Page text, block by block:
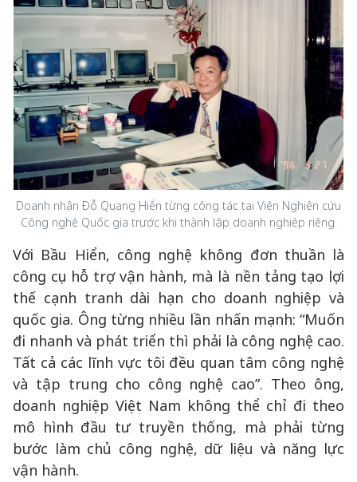
Doanh nhân Đỗ Quang Hiển từng công tác tại Viện Nghiên cứu
Công nghệ Quốc gia trước khi thành lập doanh nghiệp riêng.
Với Bầu Hiển, công nghệ không đơn thuần là
công cụ hỗ trợ vận hành, mà là nền tảng tạo lợi
thế cạnh tranh dài hạn cho doanh nghiệp và
quốc gia. Ông từng nhiều lần nhấn mạnh: “Muốn
đi nhanh và phát triển thì phải là công nghệ cao.
Tất cả các lĩnh vực tôi đều quan tâm công nghệ
và tập trung cho công nghệ cao”. Theo ông,
doanh nghiệp Việt Nam không thể chỉ đi theo
mô hình đầu tư truyền thống, mà phải từng
bước làm chủ công nghệ, dữ liệu và năng lực
vận hành.